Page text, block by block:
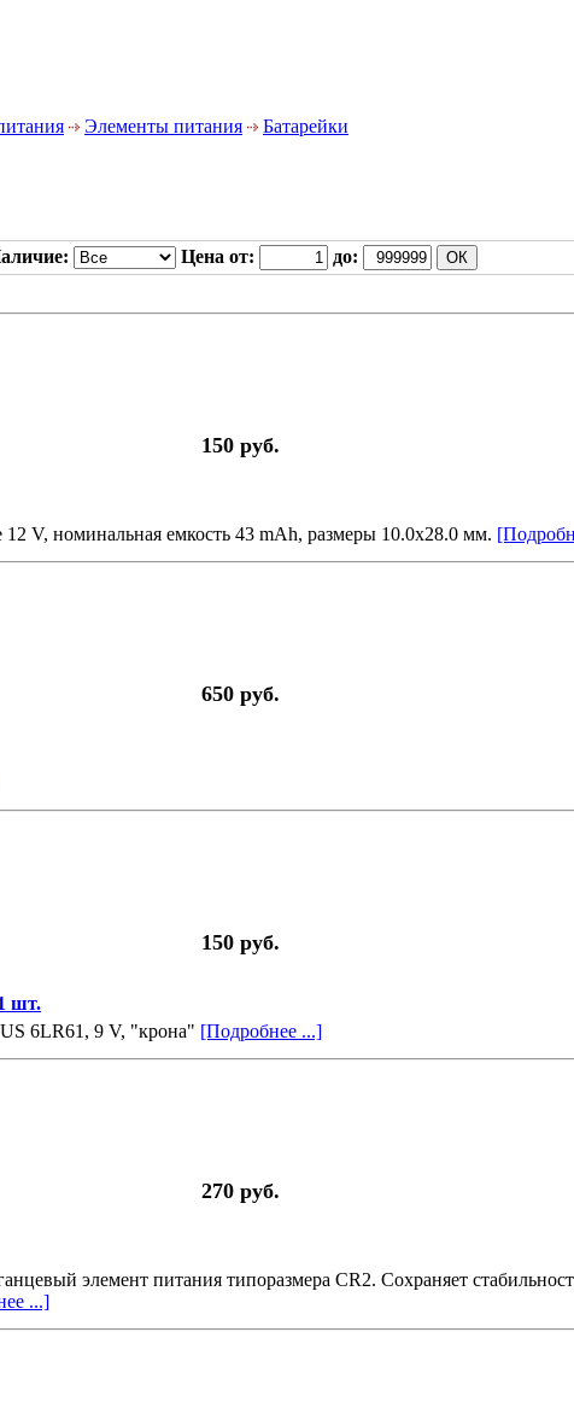
Элементы питания Батарейки
Цена от: до:
150 руб.
V, номинальная емкость 43 mAh, размеры 10.0х28.0 мм.
650 руб.
150 руб.
шт.
6LR61, 9 V, "крона" [Подробнее ...]
270 руб.
элемент питания типоразмера CR2. Сохраняет
...]